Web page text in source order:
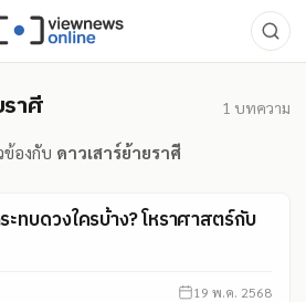
ร์ย้ายราศี
าศี 1 บทความ
ข้องกับ ดาวเสาร์ย้ายราศี
ะทบดวงใครบ้าง? โหราศาสตร์กับ
19 พ.ค. 2568